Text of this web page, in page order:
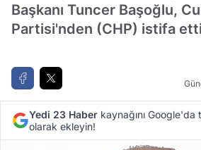
Başkanı Tuncer Başoğlu,
Partisi'nden (CHP) istifa
Yedi 23 Haber kaynağını
olarak ekleyin!